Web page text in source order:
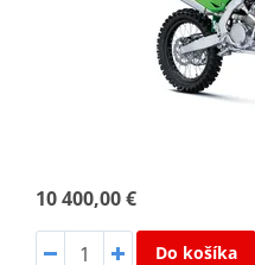
10 400,00 €
Do košíka